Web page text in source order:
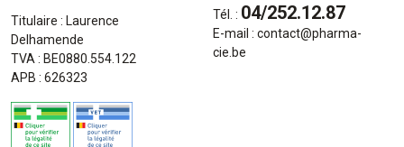
Titulaire : Laurence
Delhamende
TVA : BE0880.554.122
APB : 626323
Tél. : 04/252.12.87
E-mail : contact@pharma-
cie.be